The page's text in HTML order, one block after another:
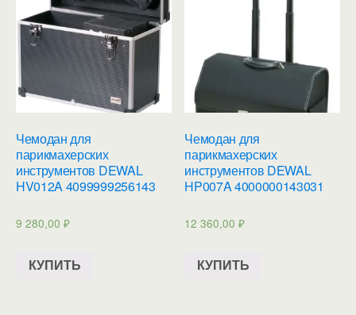
Чемодан для
парикмахерских
инструментов DEWAL
HV012A 4099999256143
9 280,00 ₽
КУПИТЬ
Чемодан для
парикмахерских
инструментов DEWAL
HP007A 4000000143031
12 360,00₽
КУПИТЬ